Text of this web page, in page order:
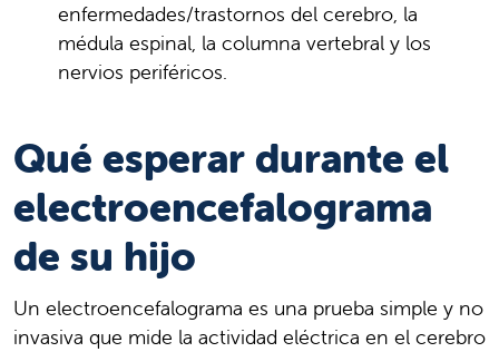
enfermedades/trastornos del cerebro, la
médula espinal, la columna vertebral y los
nervios periféricos.
Qué esperar durante el
electroencefalograma
de su hijo
Un electroencefalograma es una prueba simple y no
invasiva que mide la actividad eléctrica en el cerebro